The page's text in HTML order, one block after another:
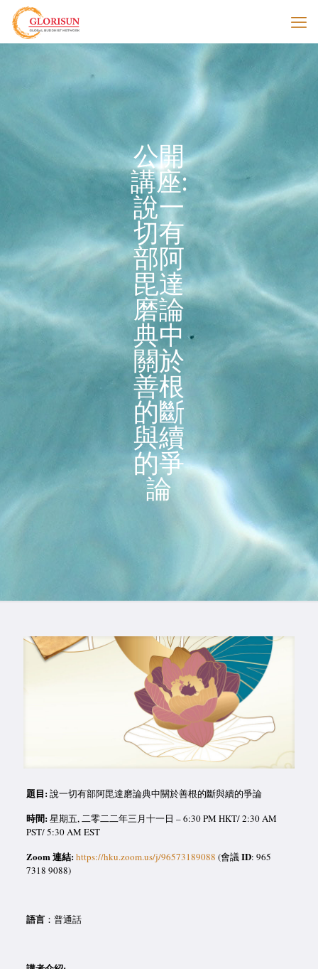
公開
講座:
說一
切有
部阿
毘達
磨論
典中
關於
善根
的斷
與續
的爭
論
題目:說一切有部阿毘達磨論典中關於善根的斷與續的爭論
時間:星期五, 二零二二年三月十一日 – 6:30 PM HKT/ 2:30 AM
PST/ 5:30 AM EST
Zoom 連結:https://hku.zoom.us/j/96573189088 (會議ID: 965
7318 9088)
語言：普通話